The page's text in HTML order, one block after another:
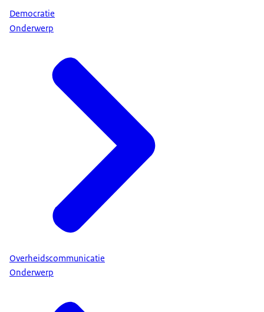
Democratie
Onderwerp
Overheidscommunicatie
Onderwerp